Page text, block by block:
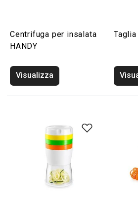
Centrifuga per insalata
HANDY
Visualizza